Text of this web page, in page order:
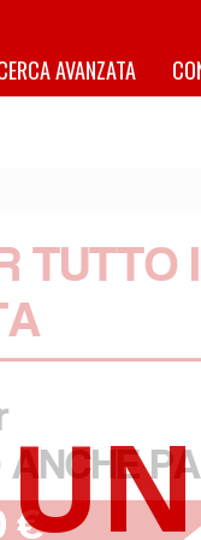
AVANZATA
TUTTO
€